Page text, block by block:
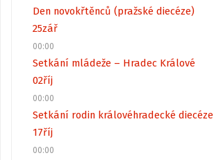
Den novokřtěnců (pražské diecéze)
25zář
00:00
Setkání mládeže – Hradec Králové
02říj
00:00
Setkání rodin královéhradecké diecéze
17říj
00:00